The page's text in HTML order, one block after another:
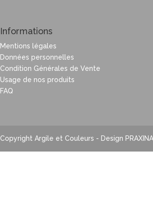
Informations
Mentions légales
Données personnelles
Condition Générales de Vente
Usage de nos produits
FAQ
Copyright Argile et Couleurs - Design